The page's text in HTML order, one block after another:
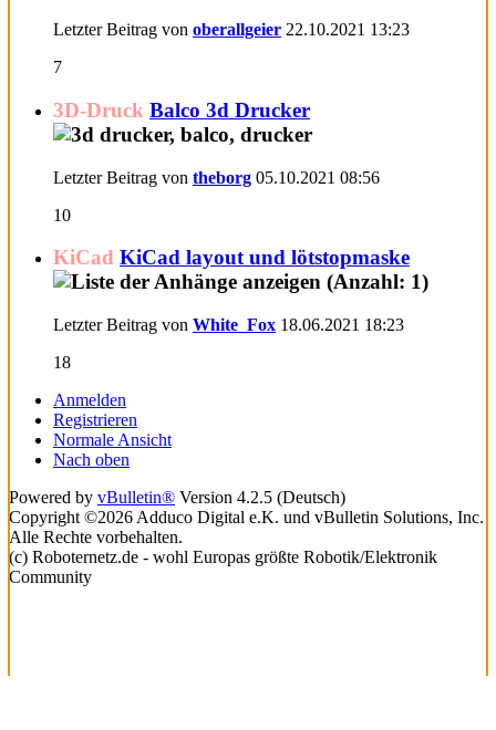
Letzter Beitrag von oberallgeier 22.10.2021 13:23
7
3D-Druck Balco 3d Drucker
Letzter Beitrag von theborg 05.10.2021 08:56
10
KiCad KiCad layout und lötstopmaske
Letzter Beitrag von White_Fox 18.06.2021 18:23
18
Anmelden
Registrieren
Normale Ansicht
Nach oben
Powered by vBulletin® Version 4.2.5 (Deutsch)
Copyright ©2026 Adduco Digital e.K. und vBulletin Solutions, Inc.
Alle Rechte vorbehalten.
(c) Roboternetz.de - wohl Europas größte Robotik/Elektronik
Community